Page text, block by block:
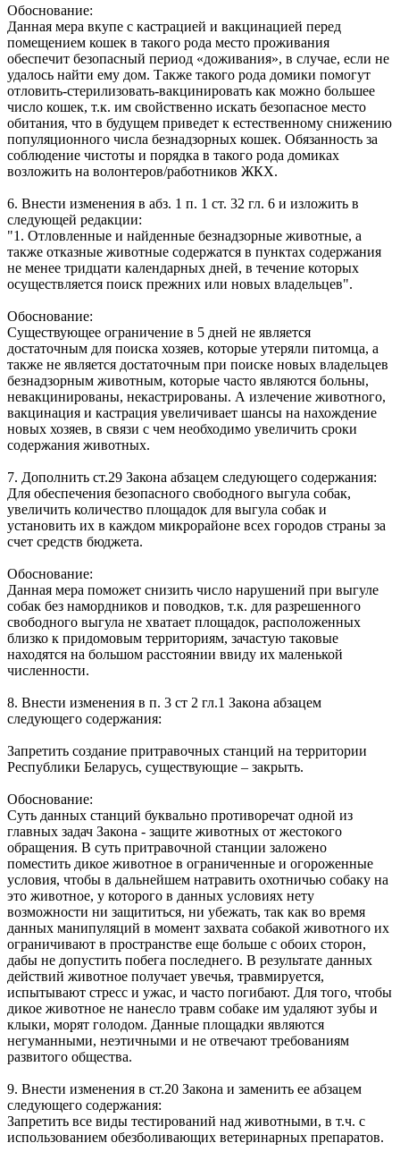
Обоснование:
Данная мера вкупе с кастрацией и вакцинацией перед
помещением кошек в такого рода место проживания
обеспечит безопасный период «доживания», в случае, если не
удалось найти ему дом. Также такого рода домики помогут
отловить-стерилизовать-вакцинировать как можно большее
число кошек, т.к. им свойственно искать безопасное место
обитания, что в будущем приведет к естественному снижению
популяционного числа безнадзорных кошек. Обязанность за
соблюдение чистоты и порядка в такого рода домиках
возложить на волонтеров/работников ЖКХ.
6. Внести изменения в абз. 1 п. 1 ст. 32 гл. 6 и изложить в
следующей редакции:
"1. Отловленные и найденные безнадзорные животные, а
также отказные животные содержатся в пунктах содержания
не менее тридцати календарных дней, в течение которых
осуществляется поиск прежних или новых владельцев".
Обоснование:
Существующее ограничение в 5 дней не является
достаточным для поиска хозяев, которые утеряли питомца, а
также не является достаточным при поиске новых владельцев
безнадзорным животным, которые часто являются больны,
невакцинированы, некастрированы. А излечение животного,
вакцинация и кастрация увеличивает шансы на нахождение
новых хозяев, в связи с чем необходимо увеличить сроки
содержания животных.
7. Дополнить ст.29 Закона абзацем следующего содержания:
Для обеспечения безопасного свободного выгула собак,
увеличить количество площадок для выгула собак и
установить их в каждом микрорайоне всех городов страны за
счет средств бюджета.
Обоснование:
Данная мера поможет снизить число нарушений при выгуле
собак без намордников и поводков, т.к. для разрешенного
свободного выгула не хватает площадок, расположенных
близко к придомовым территориям, зачастую таковые
находятся на большом расстоянии ввиду их маленькой
численности.
8. Внести изменения в п. 3 ст 2 гл.1 Закона абзацем
следующего содержания:
Запретить создание притравочных станций на территории
Республики Беларусь, существующие – закрыть.
Обоснование:
Суть данных станций буквально противоречат одной из
главных задач Закона - защите животных от жестокого
обращения. В суть притравочной станции заложено
поместить дикое животное в ограниченные и огороженные
условия, чтобы в дальнейшем натравить охотничью собаку на
это животное, у которого в данных условиях нету
возможности ни защититься, ни убежать, так как во время
данных манипуляций в момент захвата собакой животного их
ограничивают в пространстве еще больше с обоих сторон,
дабы не допустить побега последнего. В результате данных
действий животное получает увечья, травмируется,
испытывают стресс и ужас, и часто погибают. Для того, чтобы
дикое животное не нанесло травм собаке им удаляют зубы и
клыки, морят голодом. Данные площадки являются
негуманными, неэтичными и не отвечают требованиям
развитого общества.
9. Внести изменения в ст.20 Закона и заменить ее абзацем
следующего содержания:
Запретить все виды тестирований над животными, в т.ч. с
использованием обезболивающих ветеринарных препаратов.